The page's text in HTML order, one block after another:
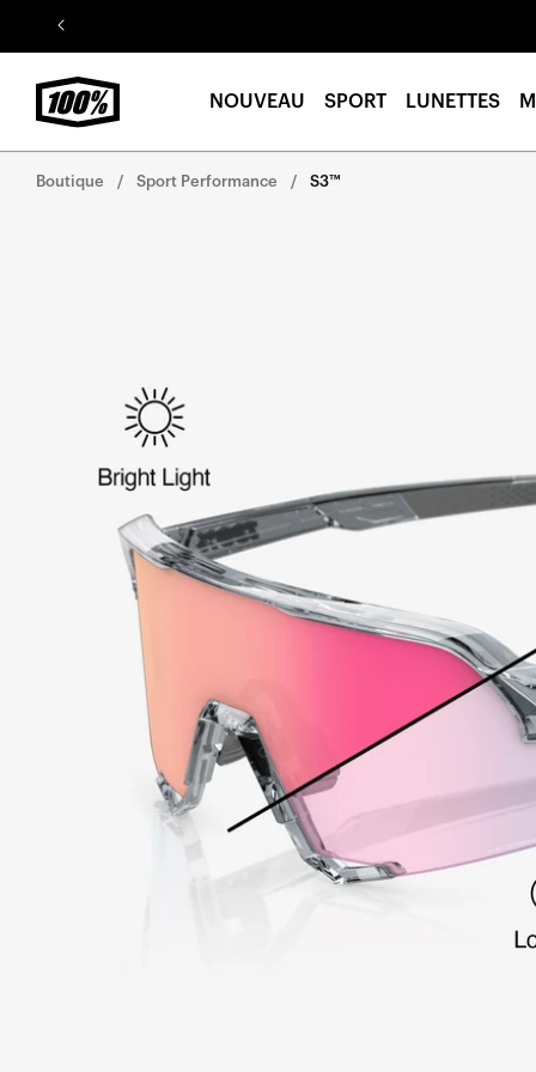
Aller au
contenu
NOUVEAU SPORT LUNETTES
Boutique Sport Performance S3™